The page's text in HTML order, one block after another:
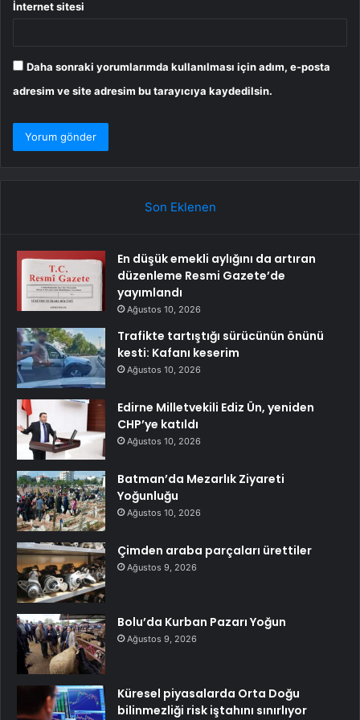
İnternet sitesi
Daha sonraki yorumlarımda kullanılması için adım, e-posta
adresim ve site adresim bu tarayıcıya kaydedilsin.
Son Eklenen
En düşük emekli aylığını da artıran
düzenleme Resmi Gazete’de
yayımlandı
Ağustos 10, 2026
Trafikte tartıştığı sürücünün önünü
kesti: Kafanı keserim
Ağustos 10, 2026
Edirne Milletvekili Ediz Ün, yeniden
CHP’ye katıldı
Ağustos 10, 2026
Batman’da Mezarlık Ziyareti
Yoğunluğu
Ağustos 10, 2026
Çimden araba parçaları ürettiler
Ağustos 9, 2026
Bolu’da Kurban Pazarı Yoğun
Ağustos 9, 2026
Küresel piyasalarda Orta Doğu
bilinmezliği risk iştahını sınırlıyor